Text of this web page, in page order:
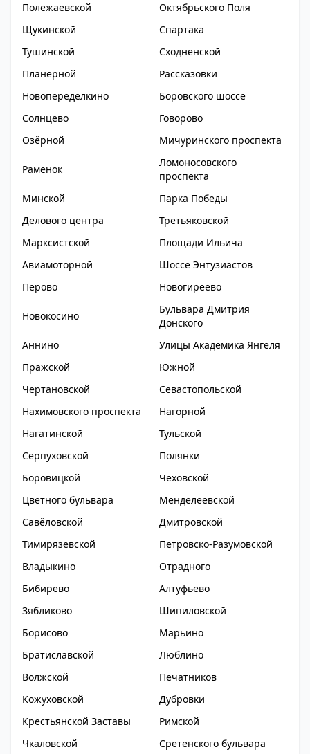
Полежаевской
Октябрьского Поля
Щукинской
Спартака
Тушинской
Сходненской
Планерной
Рассказовки
Новопеределкино
Боровского шоссе
Солнцево
Говорово
Озёрной
Мичуринского проспекта
Раменок
Ломоносовского
проспекта
Минской
Парка Победы
Делового центра
Третьяковской
Марксистской
Площади Ильича
Авиамоторной
Шоссе Энтузиастов
Перово
Новогиреево
Новокосино
Бульвара Дмитрия
Донского
Аннино
Улицы Академика Янгеля
Пражской
Южной
Чертановской
Севастопольской
Нахимовского проспекта
Нагорной
Нагатинской
Тульской
Серпуховской
Полянки
Боровицкой
Чеховской
Цветного бульвара
Менделеевской
Савёловской
Дмитровской
Тимирязевской
Петровско-Разумовской
Владыкино
Отрадного
Бибирево
Алтуфьево
Зябликово
Шипиловской
Борисово
Марьино
Братиславской
Люблино
Волжской
Печатников
Кожуховской
Дубровки
Крестьянской Заставы
Римской
Чкаловской
Сретенского бульвара